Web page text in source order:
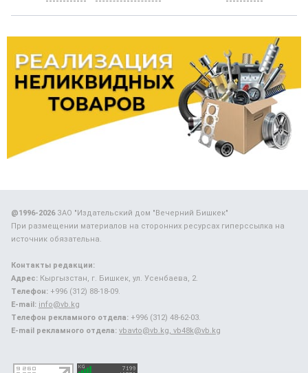
@1996-2026ЗАО "Издательский дом "Вечерний Бишкек"
При размещении материалов на сторонних ресурсах гиперссылка на
источник обязательна.
Контакты редакции:
Адрес: Кыргызстан, г. Бишкек, ул. Усенбаева, 2.
Телефон: +996 (312) 88-18-09.
E-mail: info@vb.kg
Телефон рекламного отдела: +996 (312) 48-62-03.
E-mail рекламного отдела: vbavto@vb.kg, vb48k@vb.kg